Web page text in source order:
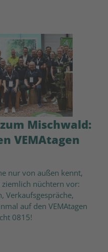
Mischwald:
VEMAtagen
nur von außen kennt,
nüchtern vor:
Verkaufsgespräche,
auf den VEMAtagen
0815!